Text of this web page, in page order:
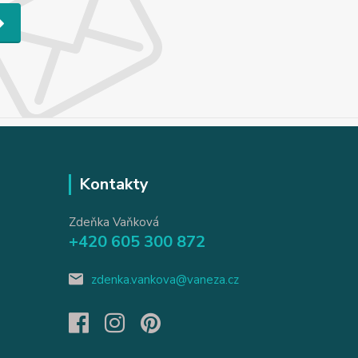
Kontakty
Zdeňka Vaňková
+420 605 300 872
zdenka.vankova@vaneza.cz